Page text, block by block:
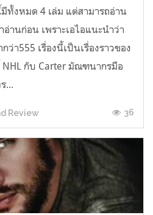
ทั้งหมด 4 เล่ม แต่สามารถอ่าน
านก่อน เพราะเอไอแนะนำว่า
ว่า555 เรื่องนี้เป็นเรื่องราวของ
NHL กับ Carter มัณฑนากรมือ
...
Review 36